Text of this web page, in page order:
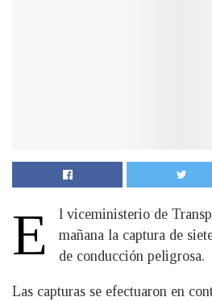
E
l viceministerio de
mañana la captura de
de conducción peligrosa.
Las capturas se efectuaron en